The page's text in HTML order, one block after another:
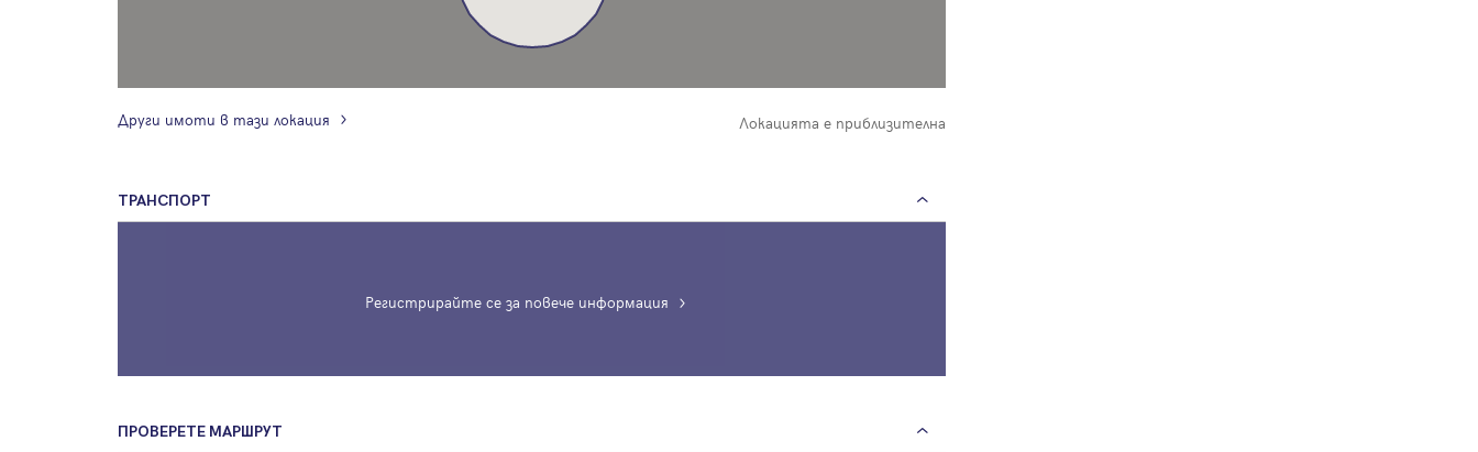
Локацията е приблизителна
Други имоти в тази локация
ТРАНСПОРТ
Регистрирайте се за повече информация
ПРОВЕРЕТЕ МАРШРУТ